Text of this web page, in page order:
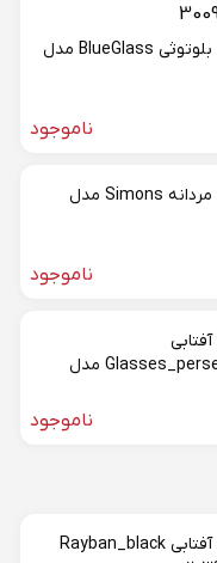
عینک بلوتوثی BlueGlass مدل
ناموجود
عینک مردانه Simons مدل
ناموجود
Glasses_persepolis مدل
ناموجود
عینک آفتابی Rayban_black